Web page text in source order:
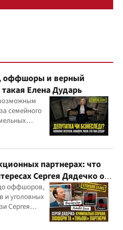
оффшоры и верный
Елена Дударь
семейного
партнерах: что
Сергея Дядечко от
"ФАРМАСЕЛ"
оффшоров,
и уголовных
Сергея
через